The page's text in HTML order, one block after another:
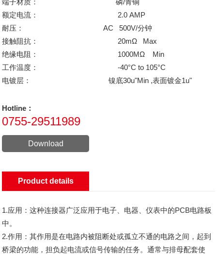
端子材质：
磷/青铜
额定电流：
2.0 AMP
耐压：
AC 500V/分钟
接触阻抗：
20mΩ Max
绝缘电阻：
1000MΩ Min
工作温度：
-40°C to 105°C
电镀层：
镍底30u"Min ,表面镀金1u"
Hotline：
0755-29511989
Download
Product details
1.应用：这种连接器广泛应用于电子、电器、仪表中的PCB电路板
中。
2.作用：其作用是在电路内被阻断处或孤立不通的电路之间，起到
桥梁的功能，担负起电流或信号传输的任务。通常与排母配套使